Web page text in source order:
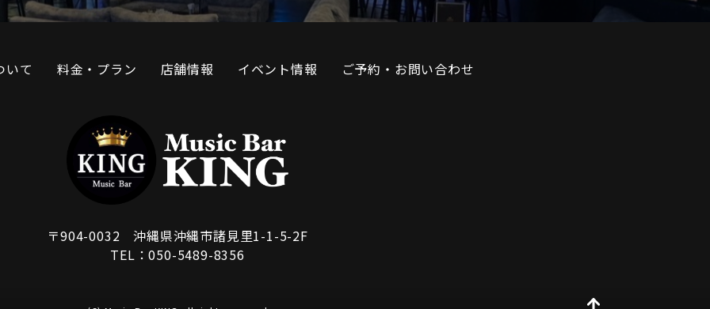
いて 料金・プラン 店舗情報 イベント情報 ご予約・お問い合わせ
〒904-0032 沖縄県沖縄市諸見里1-1-5-2F
TEL：050-5489-8356